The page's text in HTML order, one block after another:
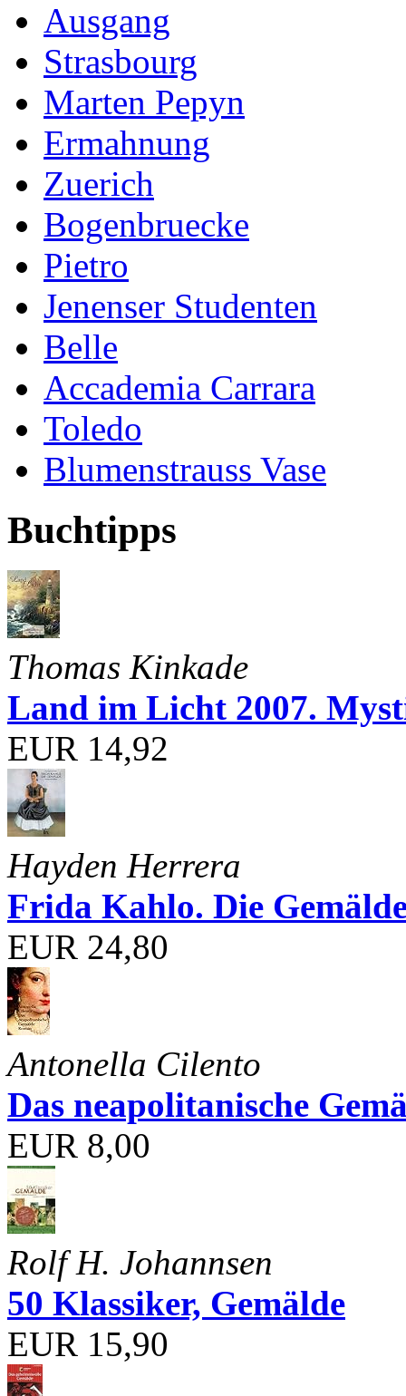
Ausgang
Strasbourg
Marten Pepyn
Ermahnung
Zuerich
Bogenbruecke
Pietro
Jenenser Studenten
Belle
Accademia Carrara
Toledo
Blumenstrauss Vase
Buchtipps
Thomas Kinkade
Land im Licht 2007.
EUR 14,92
Hayden Herrera
Frida Kahlo. Die
EUR 24,80
Antonella Cilento
Das neapolitanische
EUR 8,00
Rolf H. Johannsen
50 Klassiker, Gemälde
EUR 15,90